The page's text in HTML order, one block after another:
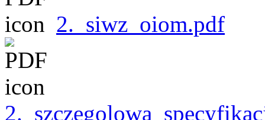
2._siwz_oiom.pdf